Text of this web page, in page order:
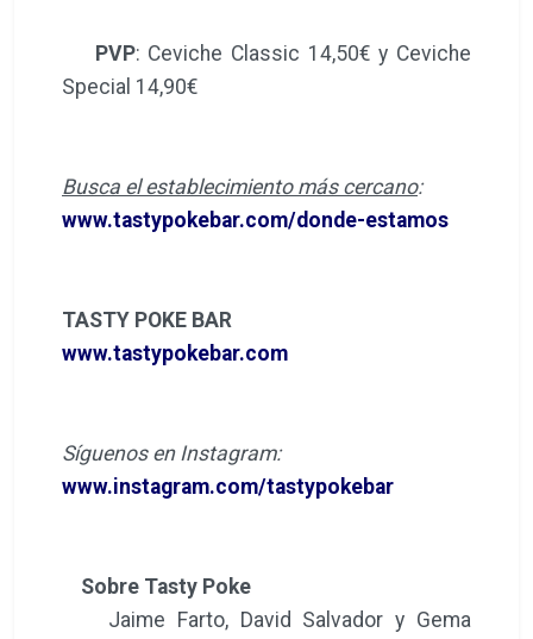
PVP: Ceviche Classic 14,50€ y Ceviche
Special 14,90€
Busca el establecimiento más cercano:
www.tastypokebar.com/donde-estamos
TASTY POKE BAR
www.tastypokebar.com
Síguenos en Instagram:
www.instagram.com/tastypokebar
Sobre Tasty Poke
Jaime Farto, David Salvador y Gema